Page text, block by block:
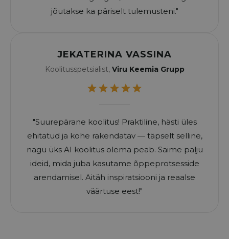
jõutakse ka päriselt tulemusteni."
JEKATERINA VASSINA
Koolitusspetsialist, Viru Keemia Grupp
"Suurepärane koolitus! Praktiline, hästi üles
ehitatud ja kohe rakendatav — täpselt selline,
nagu üks AI koolitus olema peab. Saime palju
ideid, mida juba kasutame õppeprotsesside
arendamisel. Aitäh inspiratsiooni ja reaalse
väärtuse eest!"